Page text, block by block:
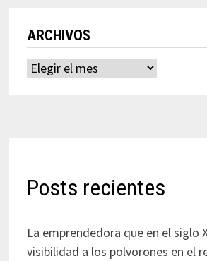
ARCHIVOS
Archivos
Posts recientes
La emprendedora que en el siglo
visibilidad a los polvorones en el